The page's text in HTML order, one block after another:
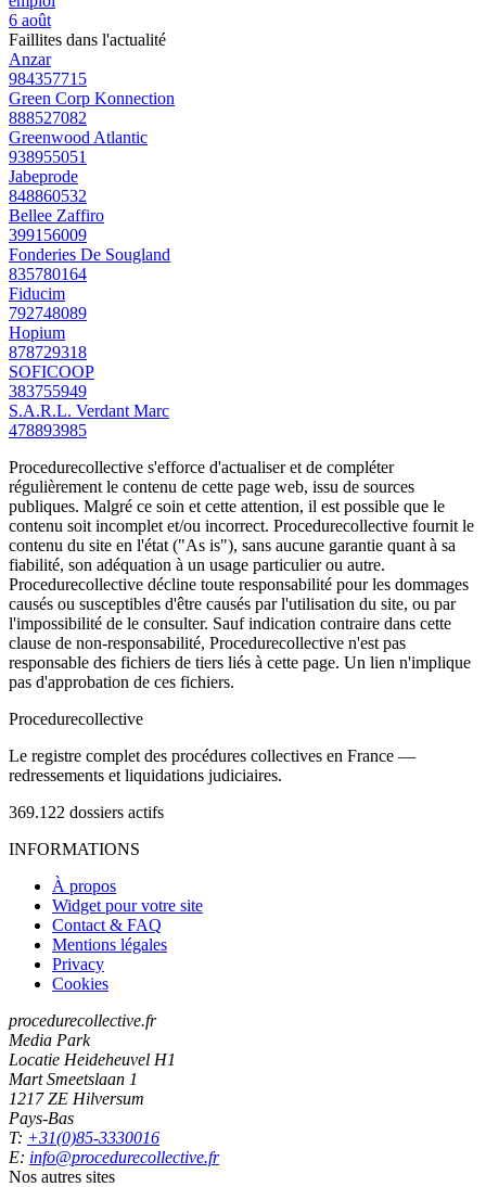
6 août
Faillites dans l'actualité
Anzar
984357715
Green Corp Konnection
888527082
Greenwood Atlantic
938955051
Jabeprode
848860532
Bellee Zaffiro
399156009
Fonderies De Sougland
835780164
Fiducim
792748089
Hopium
878729318
SOFICOOP
383755949
S.A.R.L. Verdant Marc
478893985
Procedurecollective s'efforce d'actualiser et de compléter
régulièrement le contenu de cette page web, issu de sources
publiques. Malgré ce soin et cette attention, il est possible que le
contenu soit incomplet et/ou incorrect. Procedurecollective fournit le
contenu du site en l'état ("As is"), sans aucune garantie quant à sa
fiabilité, son adéquation à un usage particulier ou autre.
Procedurecollective décline toute responsabilité pour les dommages
causés ou susceptibles d'être causés par l'utilisation du site, ou par
l'impossibilité de le consulter. Sauf indication contraire dans cette
clause de non-responsabilité, Procedurecollective n'est pas
responsable des fichiers de tiers liés à cette page. Un lien n'implique
pas d'approbation de ces fichiers.
Procedurecollective
Le registre complet des procédures collectives en France —
redressements et liquidations judiciaires.
369.122 dossiers actifs
INFORMATIONS
À propos
Widget pour votre site
Contact & FAQ
Mentions légales
Privacy
Cookies
procedurecollective.fr
Media Park
Locatie Heideheuvel H1
Mart Smeetslaan 1
1217 ZE Hilversum
Pays-Bas
T: +31(0)85-3330016
E: info@procedurecollective.fr
Nos autres sites